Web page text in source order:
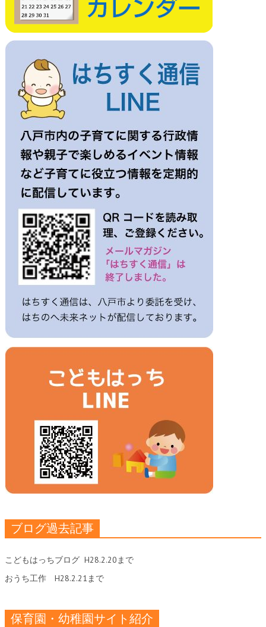
ブログ過去記事
こどもはっちブログ H28.2.20まで
おうち工作 H28.2.21まで
保育園・幼稚園サイト紹介